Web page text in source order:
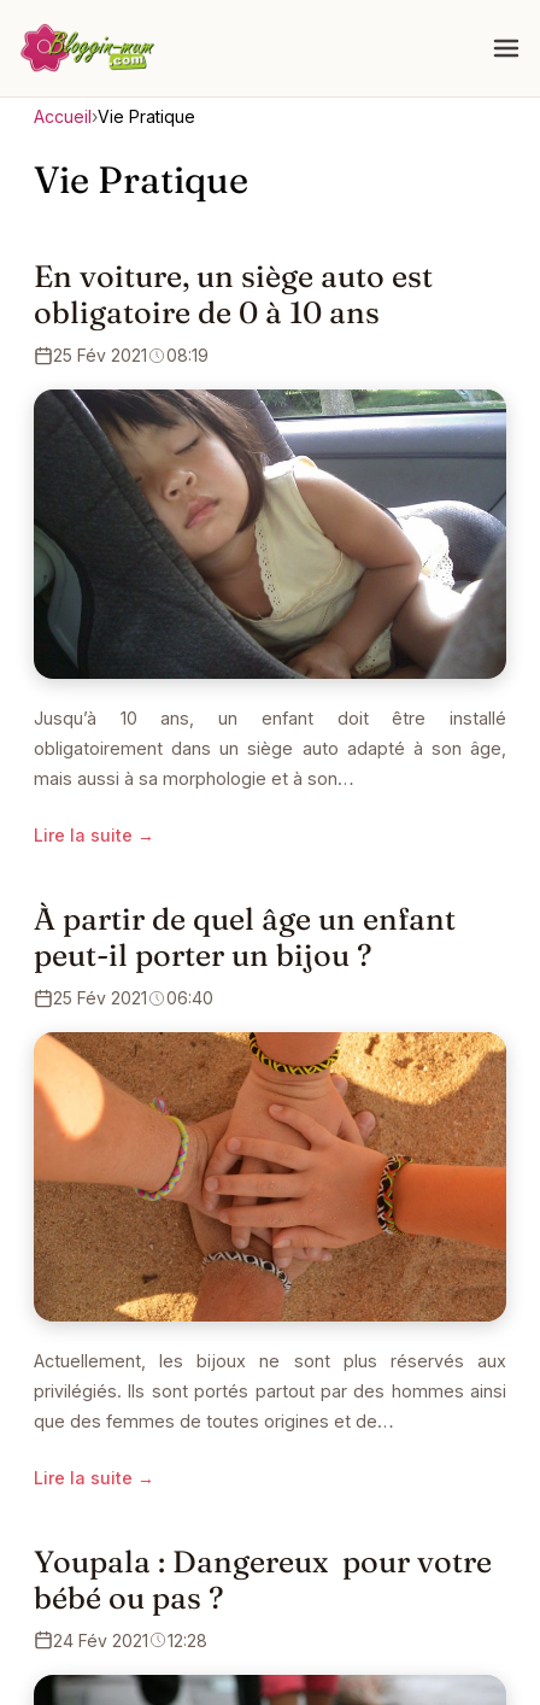
Accueil›Vie Pratique
Vie Pratique
En voiture, un siège auto est
obligatoire de 0 à 10 ans
25 Fév 2021 08:19
Jusqu’à 10 ans, un enfant doit être installé
obligatoirement dans un siège auto adapté à son âge,
mais aussi à sa morphologie et à son…
Lire la suite →
À partir de quel âge un enfant
peut-il porter un bijou ?
25 Fév 2021 06:40
Actuellement, les bijoux ne sont plus réservés aux
privilégiés. Ils sont portés partout par des hommes ainsi
que des femmes de toutes origines et de…
Lire la suite →
Youpala : Dangereux pour votre
bébé ou pas ?
24 Fév 2021 12:28